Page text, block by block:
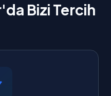
Bizi Tercih